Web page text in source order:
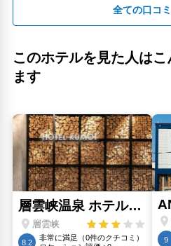
全ての口コ
このホテルを見た人は
ます